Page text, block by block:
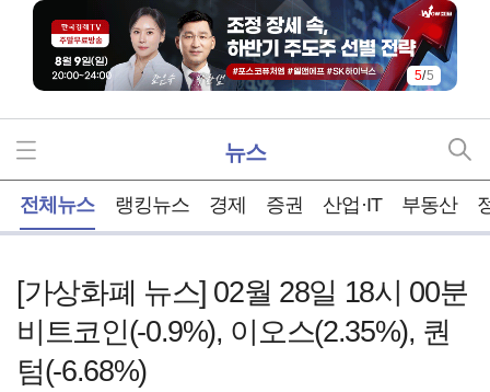
5/5
뉴스
전체뉴스 랭킹뉴스 경제 증권 산업·IT 부동산
[가상화폐 뉴스] 02월 28일 18시 00분
비트코인(-0.9%), 이오스(2.35%), 퀀
텀(-6.68%)